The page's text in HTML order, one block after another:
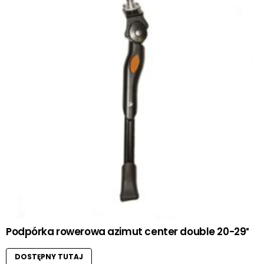
Podpórka rowerowa azimut center double 20-29″
DOSTĘPNY TUTAJ